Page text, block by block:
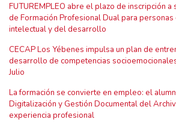
FUTUREMPLEO abre el plazo de inscripción
de Formación Profesional Dual para personas
intelectual y del desarrollo
CECAP Los Yébenes impulsa un plan de
desarrollo de competencias
Julio
La formación se convierte en empleo: el
Digitalización y Gestión Documental del
experiencia profesional